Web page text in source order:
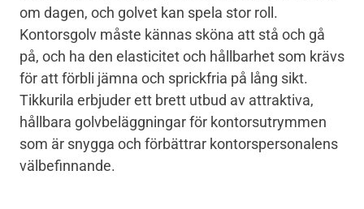
om dagen, och golvet kan spela stor roll.
Kontorsgolv måste kännas sköna att stå och gå
på, och ha den elasticitet och hållbarhet som krävs
för att förbli jämna och sprickfria på lång sikt.
Tikkurila erbjuder ett brett utbud av attraktiva,
hållbara golvbeläggningar för kontorsutrymmen
som är snygga och förbättrar kontorspersonalens
välbefinnande.